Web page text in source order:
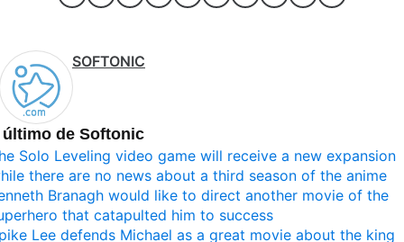
SOFTONIC
de Softonic
Solo Leveling video game will receive a new expansion
there are no news about a third season of the anime
Branagh would like to direct another movie of the
that catapulted him to success
Lee defends Michael as a great movie about the king